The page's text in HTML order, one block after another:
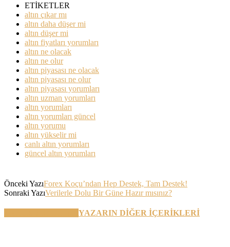
ETİKETLER
altın çıkar mı
altın daha düşer mi
altın düşer mi
altın fiyatları yorumları
altın ne olacak
altın ne olur
altın piyasası ne olacak
altın piyasası ne olur
altın piyasası yorumları
altın uzman yorumları
altın yorumları
altın yorumları güncel
altın yorumu
altın yükselir mi
canlı altın yorumları
güncel altın yorumları
Önceki YazıForex Koçu’ndan Hep Destek, Tam Destek!
Sonraki YazıVerilerle Dolu Bir Güne Hazır mısınız?
YAZARIN DİĞER İÇERİKLERİ